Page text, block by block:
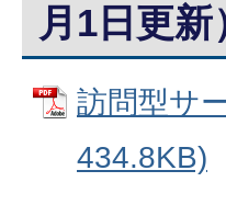
月1日更新
訪問型サ
434.8KB)